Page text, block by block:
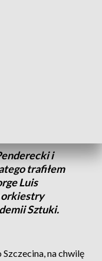
i
trafiłem
Luis
orkiestry
Sztuki.
Szczecina, na chwilę